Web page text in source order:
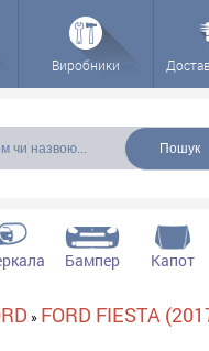
Виробники
Бампер Капот
» FORD FIESTA